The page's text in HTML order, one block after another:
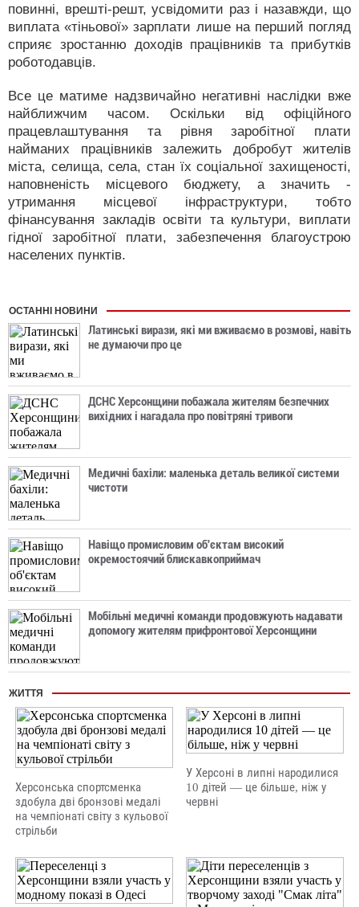
повинні, врешті-решт, усвідомити раз і назавжди, що
виплата «тіньової» зарплати лише на перший погляд
сприяє зростанню доходів працівників та прибутків
роботодавців.
Все це матиме надзвичайно негативні наслідки вже
найближчим часом. Оскільки від офіційного
працевлаштування та рівня заробітної плати
найманих працівників залежить добробут жителів
міста, селища, села, стан їх соціальної захищеності,
наповненість місцевого бюджету, а значить -
утримання місцевої інфраструктури, тобто
фінансування закладів освіти та культури, виплати
гідної заробітної плати, забезпечення благоустрою
населених пунктів.
ОСТАННІ НОВИНИ
Латинські вирази, які ми вживаємо в розмові, навіть
не думаючи про це
ДСНС Херсонщини побажала жителям безпечних
вихідних і нагадала про повітряні тривоги
Медичні бахіли: маленька деталь великої системи
чистоти
Навіщо промисловим об'єктам високий
окремостоячий блискавкоприймач
Мобільні медичні команди продовжують надавати
допомогу жителям прифронтової Херсонщини
ЖИТТЯ
Херсонська спортсменка
здобула дві бронзові медалі
на чемпіонаті світу з кульової
стрільби
У Херсоні в липні народилися
10 дітей — це більше, ніж у
червні